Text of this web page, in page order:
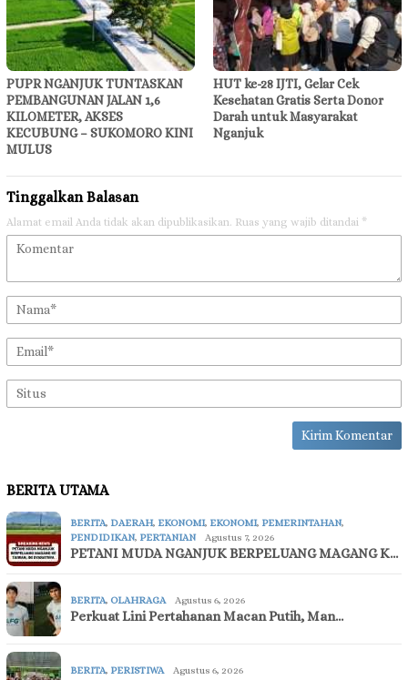
PUPR NGANJUK TUNTASKAN
PEMBANGUNAN JALAN 1,6
KILOMETER, AKSES
KECUBUNG – SUKOMORO KINI
MULUS
HUT ke-28 IJTI, Gelar Cek
Kesehatan Gratis Serta Donor
Darah untuk Masyarakat
Nganjuk
Tinggalkan Balasan
Alamat email Anda tidak akan dipublikasikan. Ruas yang wajib ditandai *
BERITA UTAMA
BERITA, DAERAH, EKONOMI, EKONOMI, PEMERINTAHAN,
PENDIDIKAN, PERTANIAN Agustus 7, 2026
PETANI MUDA NGANJUK BERPELUANG MAGANG K…
BERITA, OLAHRAGA Agustus 6, 2026
Perkuat Lini Pertahanan Macan Putih, Man…
BERITA, PERISTIWA Agustus 6, 2026